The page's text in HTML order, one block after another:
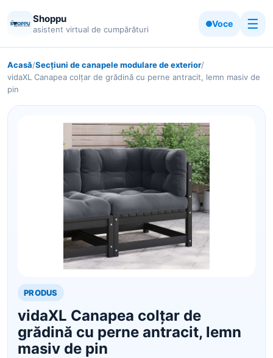
Shoppu
asistent virtual de cumpărături
Voce ☰
Acasă/Secțiuni de canapele modulare de exterior/
vidaXL Canapea colțar de grădină cu perne antracit, lemn masiv de
pin
PRODUS
vidaXL Canapea colțar de
grădină cu perne antracit, lemn
masiv de pin